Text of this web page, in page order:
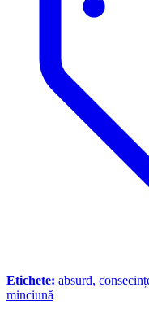
Etichete: absurd,
minciună